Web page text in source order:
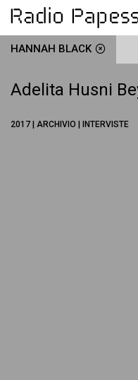
HANNAH BLACK
Adelita Husni
2017 | ARCHIVIO | INTERVISTE